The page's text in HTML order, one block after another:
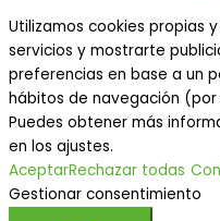
Utilizamos cookies propias
servicios y mostrarte
preferencias en base a un
hábitos de navegación
Puedes obtener más
en los ajustes.
AceptarRechazar todas
Gestionar consentimiento